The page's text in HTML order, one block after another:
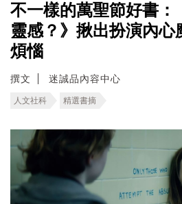
不一樣的萬聖節好書：
靈感？》揪出扮演內心
煩惱
撰文 迷誠品內容中心
人文社科 精選書摘